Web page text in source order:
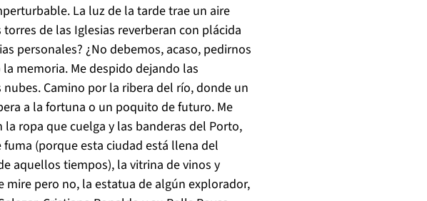
La luz de la tarde trae un aire
de las Iglesias reverberan con plácida
personales? ¿No debemos, acaso, pedirnos
memoria. Me despido dejando las
Camino por la ribera del río, donde un
a la fortuna o un poquito de futuro. Me
ropa que cuelga y las banderas del Porto,
(porque esta ciudad está llena del
aquellos tiempos), la vitrina de vinos y
mire pero no, la estatua de algún explorador,